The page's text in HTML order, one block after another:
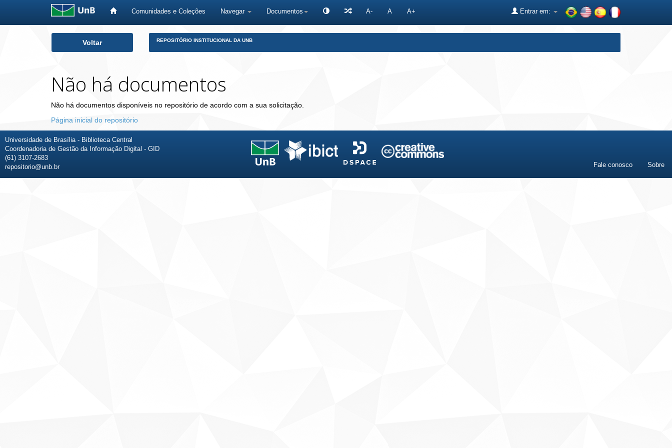
Comunidades e Coleções Navegar Documentos A- A A+ Entrar em:
Voltar REPOSITÓRIO INSTITUCIONAL DA UNB
Não há documentos
Não há documentos disponíveis no repositório de acordo com a sua solicitação.
Página inicial do repositório
Universidade de Brasília - Biblioteca Central
Coordenadoria de Gestão da Informação Digital - GID
(61) 3107-2683
repositorio@unb.br
Fale conosco Sobre